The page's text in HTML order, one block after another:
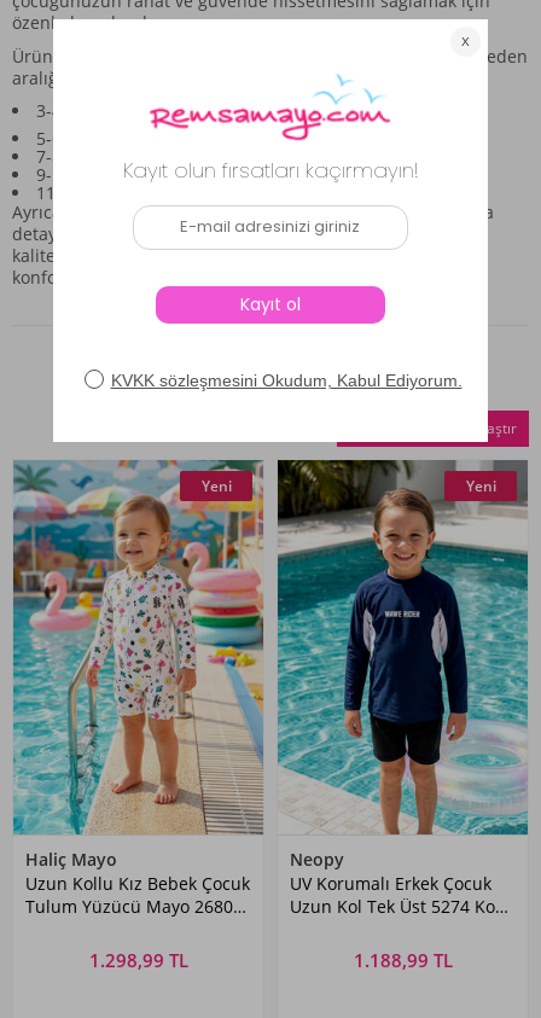
özenle hazırlandı.
Ürün, farklı yaş gruplarına hitap edecek şekilde geniş bir beden
aralığında mevcuttur:
3-4 Yaş
5-6 Yaş
7-8 Yaş
9-10 Yaş
11-12 Yaş
Ayrıca, tam bir deniz deneyimi için eşlik edecek siyah şapka
detayı da setin parçası olarak mevcuttur. Remsa Mayo
kalitesiyle hazırlanan bu ürün, çocuklarınızın yaz tatilini
konforlu ve stil sahibi kılmak için idealdir.
Benzer Ürünler
Seçilenleri Karşılaştır
Yeni
Haliç Mayo
Uzun Kollu Kız Bebek Çocuk
Tulum Yüzücü Mayo 26808
1.298,99 TL
Yeni
Neopy
UV Korumalı Erkek Çocuk
Uzun Kol Tek Üst 5274 Koyu
1.188,99 TL